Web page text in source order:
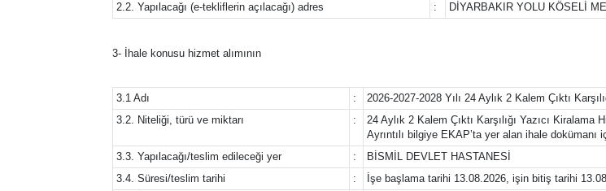
2.2. Yapılacağı (e-tekliflerin açılacağı) adres
: DİYARBAKIR YOLU KÖSELİ
3- İhale konusu hizmet alımının
3.1 Adı :
2026-2027-2028 Yılı 24 Aylık 2 Kalem Çıktı
3.2. Niteliği, türü ve miktarı
:
24 Aylık 2 Kalem Çıktı Karşılığı Yazıcı Kiralama
Ayrıntılı bilgiye EKAP’ta yer alan ihale
3.3. Yapılacağı/teslim edileceği yer
:
BİSMİL DEVLET HASTANESİ
3.4. Süresi/teslim tarihi
:
İşe başlama tarihi 13.08.2026, işin bitiş tarihi